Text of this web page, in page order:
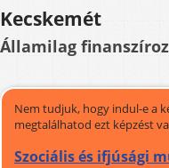
Kecskemét
Államilag
Nem tudjuk, hogy indul-e a
megtalálhatod ezt képzést
Szociális és ifjúsági